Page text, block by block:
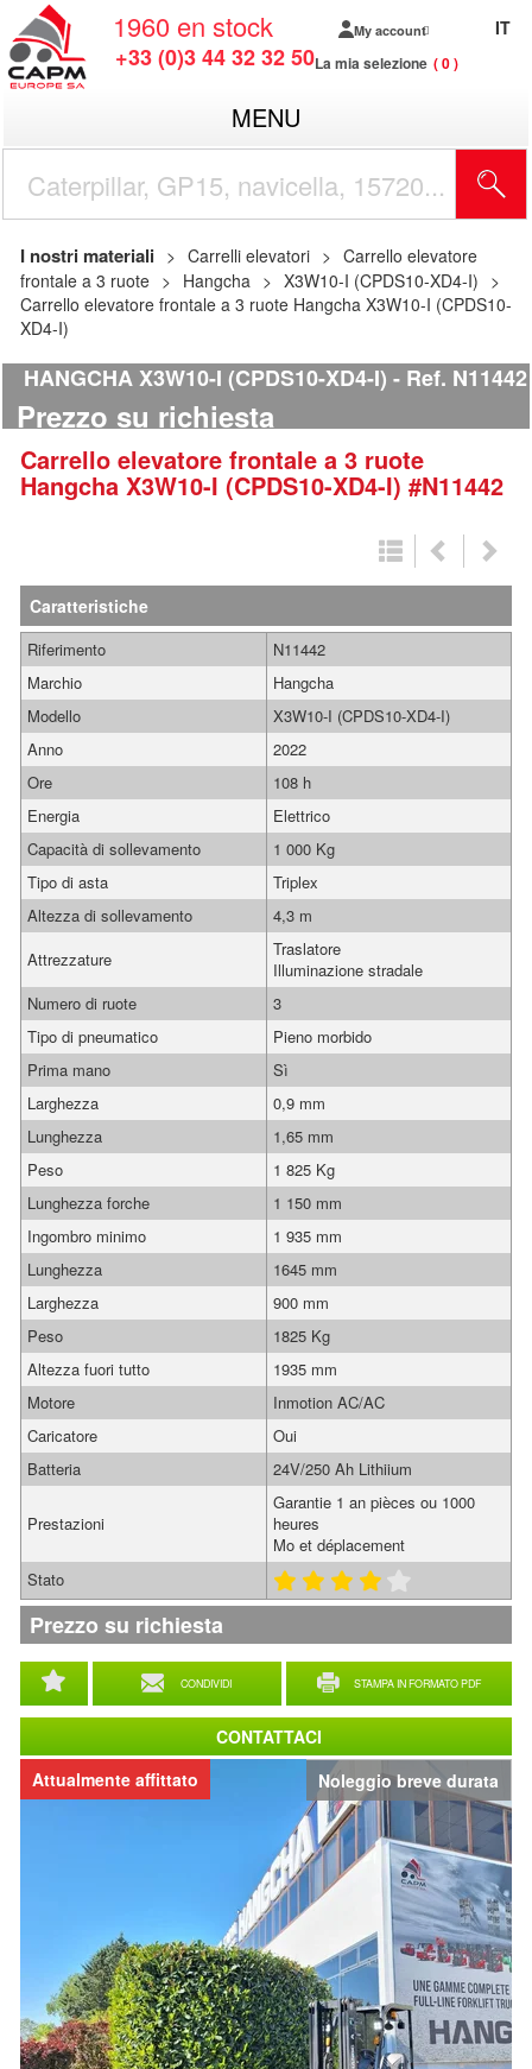
1960 en stock
+33 (0)3 44 32 32 50
My account
La mia selezione 0
IT
MENU
I nostri materiali Carrelli elevatori
Carrello elevatore
frontale a 3 ruote
Hangcha
X3W10-I (CPDS10-XD4-I)
Carrello elevatore frontale a 3 ruote Hangcha X3W10-I (CPDS10-
XD4-I)
HANGCHA X3W10-I (CPDS10-XD4-I) Ref. N11442
Prezzo su richiesta
Carrello elevatore frontale a 3 ruote
Hangcha X3W10-I (CPDS10-XD4-I) #N11442
Noleggio breve durata
Attualmente affittato
Caratteristiche
CONDIVIDI STAMPA IN FORMATO PDF
Riferimento
N11442
Marchio
Hangcha
Modello
X3W10-I (CPDS10-XD4-I)
Anno
2022
Ore
108 h
Energia
Elettrico
Capacità di sollevamento
1 000 Kg
Tipo di asta
Triplex
Altezza di sollevamento
4,3 m
Attrezzature
Traslatore
Illuminazione stradale
Numero di ruote
3
Tipo di pneumatico
Pieno morbido
Prima mano
Sì
Larghezza
0,9 mm
Lunghezza
1,65 mm
Peso
1 825 Kg
Lunghezza forche
1 150 mm
Ingombro minimo
1 935 mm
Lunghezza
1645 mm
Larghezza
900 mm
Peso
1825 Kg
Altezza fuori tutto
1935 mm
Motore
Inmotion AC/AC
Caricatore
Oui
Batteria
24V/250 Ah Lithiium
Prestazioni
Garantie 1 an pièces ou 1000
heures
Mo et déplacement
Stato
Prezzo su richiesta
CONTATTACI